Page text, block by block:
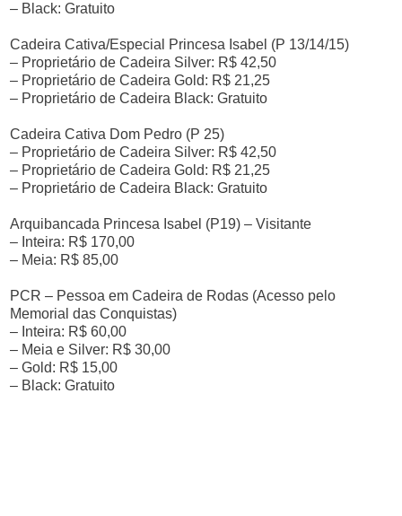
– Black: Gratuito
Cadeira Cativa/Especial Princesa Isabel (P 13/14/15)
– Proprietário de Cadeira Silver: R$ 42,50
– Proprietário de Cadeira Gold: R$ 21,25
– Proprietário de Cadeira Black: Gratuito
Cadeira Cativa Dom Pedro (P 25)
– Proprietário de Cadeira Silver: R$ 42,50
– Proprietário de Cadeira Gold: R$ 21,25
– Proprietário de Cadeira Black: Gratuito
Arquibancada Princesa Isabel (P19) – Visitante
– Inteira: R$ 170,00
– Meia: R$ 85,00
PCR – Pessoa em Cadeira de Rodas (Acesso pelo
Memorial das Conquistas)
– Inteira: R$ 60,00
– Meia e Silver: R$ 30,00
– Gold: R$ 15,00
– Black: Gratuito